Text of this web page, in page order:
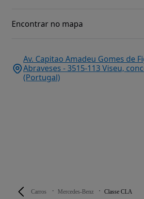
Carros Mercedes-Benz Classe CLA
Encontrar no mapa
Av. Capitao Amadeu Gomes de
Abraveses - 3515-113 Viseu,
(Portugal)